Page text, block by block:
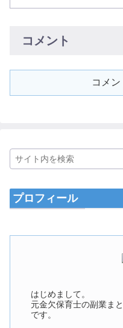
コメント
コメ
プロフィール
はじめまして。
元金欠保育士の副業ま
です。